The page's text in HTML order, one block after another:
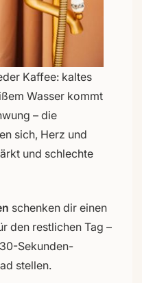
Kaffee: kaltes
Wasser kommt
– die
sich, Herz und
und schlechte
schenken dir einen
den restlichen Tag –
Sekunden-
stellen.